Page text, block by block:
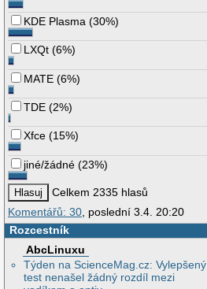
KDE Plasma (30%)
LXQt (6%)
MATE (6%)
TDE (2%)
Xfce (15%)
jiné/žádné (23%)
Celkem 2335 hlasů
Komentářů: 30, poslední 3.4. 20:20
Rozcestník
AbcLinuxu
Týden na ScienceMag.cz: Vylepšený
test nenašel žádný rozdíl mezi